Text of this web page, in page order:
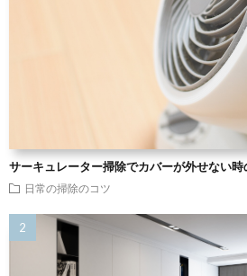
サーキュレーター掃除でカバーが外せない
日常の掃除のコツ